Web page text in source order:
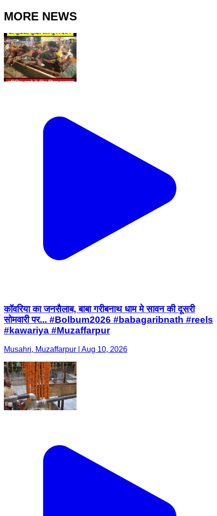
MORE NEWS
कॉवरिया का जनसैलाब, बाबा गरीबनाथ धाम मे सावन की दूसरी
सोमवारी पर... #Bolbum2026 #babagaribnath #reels
#kawariya #Muzaffarpur
Musahri, Muzaffarpur | Aug 10, 2026